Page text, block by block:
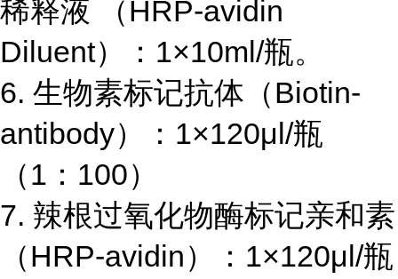
稀释液 （HRP-avidin
Diluent）： 1×10ml/瓶。
6. 生物素标记抗体（Biotin-
antibody）： 1×120μl/瓶
（1 ： 100）
7. 辣根过氧化物酶标记亲和素
（HRP-avidin）： 1×120μl/瓶